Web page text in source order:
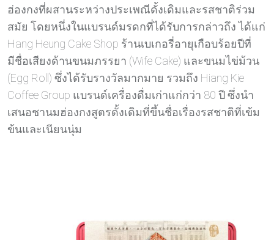
ฮ่องกงที่ผสานระหว่างประเพณีดั้งเดิมและรสชาติร่วม
สมัย โดยหนึ่งในแบรนด์มรดกที่ได้รับการกล่าวถึง ได้แก่
Hang Heung Cake Shop ร้านเบเกอรี่อายุเกือบร้อยปีที่
มีชื่อเสียงด้านขนมภรรยา (Wife Cake) และขนมไข่ม้วน
(Egg Roll) ซึ่งได้รับรางวัลมากมาย รวมถึง Hiang Kie
Coffee Group แบรนด์เครื่องดื่มเก่าแก่กว่า 80 ปี ซึ่งนำ
เสนอชานมฮ่องกงสูตรดั้งเดิมที่ขึ้นชื่อเรื่องรสชาติที่เข้ม
ข้นและเนียนนุ่ม